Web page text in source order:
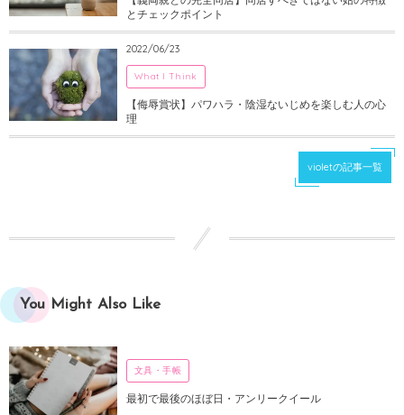
とチェックポイント
2022/06/23
What I Think
【侮辱賞状】パワハラ・陰湿ないじめを楽しむ人の心
理
violetの記事一覧
You Might Also Like
文具・手帳
最初で最後のほぼ日・アンリークイール